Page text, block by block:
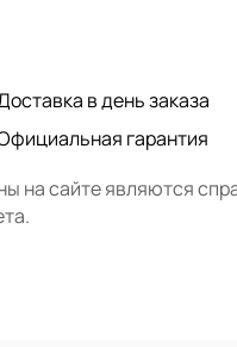
в день заказа
гарантия
на сайте являются